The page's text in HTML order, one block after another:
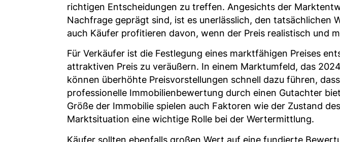
richtigen Entscheidungen zu treffen. Angesichts der
Nachfrage geprägt sind, ist es unerlässlich, den tatsächlichen
auch Käufer profitieren davon, wenn der Preis realistisch und
Für Verkäufer ist die Festlegung eines marktfähigen Preises
attraktiven Preis zu veräußern. In einem Marktumfeld, das
können überhöhte Preisvorstellungen schnell dazu führen,
professionelle Immobilienbewertung durch einen Gutachter
Größe der Immobilie spielen auch Faktoren wie der Zustand
Marktsituation eine wichtige Rolle bei der Wertermittlung.
Käufer sollten ebenfalls großen Wert auf eine fundierte